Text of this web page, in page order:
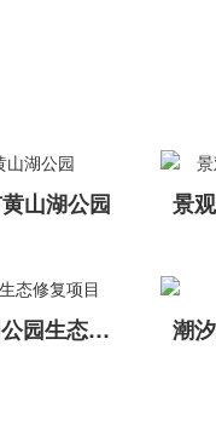
山湖公园
城市景观水体生态修复项目-兴国公园生态修复项目